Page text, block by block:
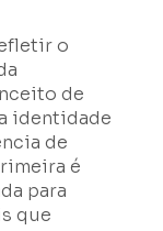
o
de
identidade
de
é
para
que